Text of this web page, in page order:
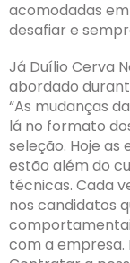
acomodadas
desafiar e
Já Duílio Cerva
abordado
“As mudanças
lá no formato
seleção. Hoje
estão além do
técnicas. Cada
nos candidatos
com a empresa.